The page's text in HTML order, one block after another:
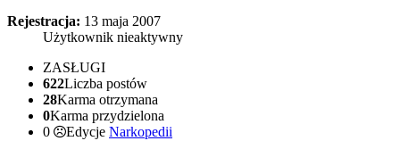
Rejestracja: 13 maja 2007
Użytkownik nieaktywny
ZASŁUGI
622Liczba postów
28Karma otrzymana
0Karma przydzielona
0
Edycje Narkopedii